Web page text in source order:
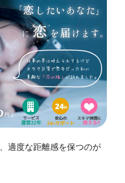
適度な距離感を保つのが